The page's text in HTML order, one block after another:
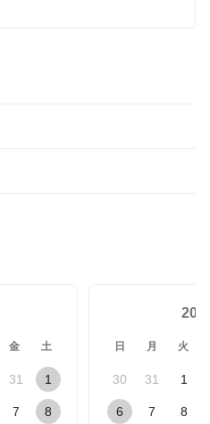
金 土
31 1
7 8
日 月 火
30 31 1
6 7 8